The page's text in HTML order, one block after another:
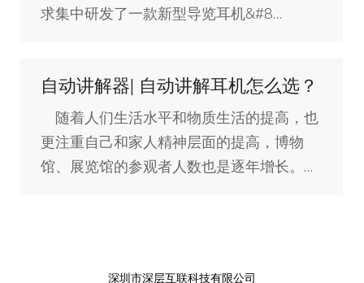
求集中研发了一款新型导览耳机&#8…
自动讲解器| 自动讲解耳机怎么选？
随着人们生活水平和物质生活的提高，也
更注重自己和家人精神层面的提高，博物
馆、展览馆的参观者人数也是逐年增长。…
深圳市深层互联科技有限公司